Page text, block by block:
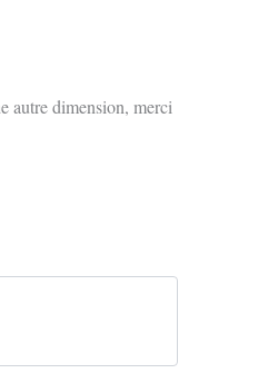
autre dimension, merci